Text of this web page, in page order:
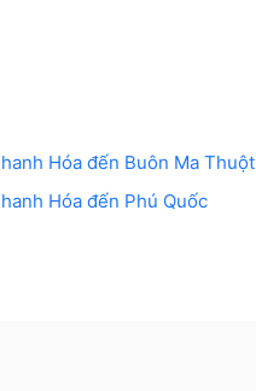
Hóađến Buôn Ma Thuột
Hóađến Phú Quốc